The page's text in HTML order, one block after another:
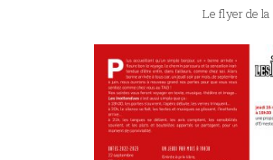
Le flyer de la